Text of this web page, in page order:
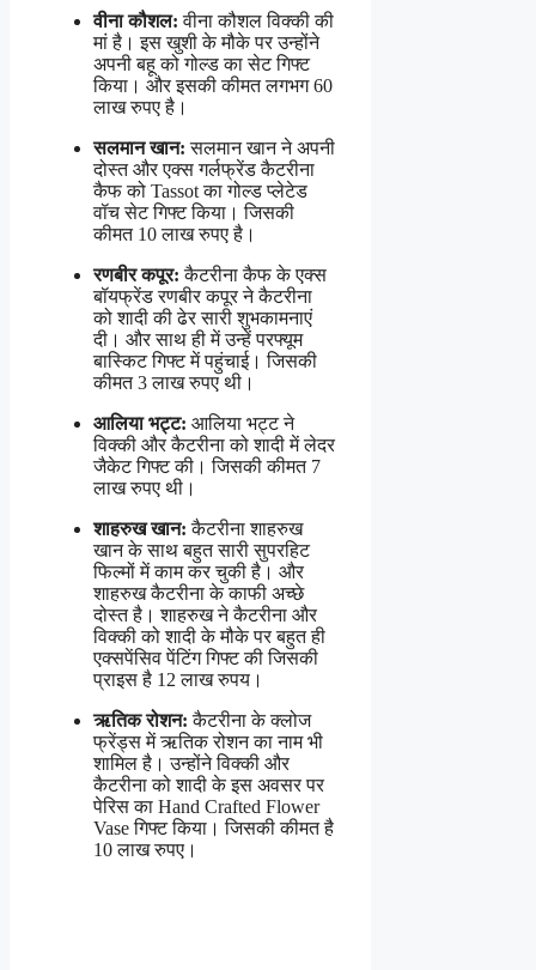
वीना कौशल: वीना कौशल विक्की की
मां है। इस खुशी के मौके पर उन्होंने
अपनी बहू को गोल्ड का सेट गिफ्ट
किया। और इसकी कीमत लगभग 60
लाख रुपए है।
सलमान खान: सलमान खान ने अपनी
दोस्त और एक्स गर्लफ्रेंड कैटरीना
कैफ को Tassot का गोल्ड प्लेटेड
वॉच सेट गिफ्ट किया। जिसकी
कीमत 10 लाख रुपए है।
रणबीर कपूर: कैटरीना कैफ के एक्स
बॉयफ्रेंड रणबीर कपूर ने कैटरीना
को शादी की ढेर सारी शुभकामनाएं
दी। और साथ ही में उन्हें परफ्यूम
बास्किट गिफ्ट में पहुंचाई। जिसकी
कीमत 3 लाख रुपए थी।
आलिया भट्ट: आलिया भट्ट ने
विक्की और कैटरीना को शादी में लेदर
जैकेट गिफ्ट की। जिसकी कीमत 7
लाख रुपए थी।
शाहरुख खान: कैटरीना शाहरुख
खान के साथ बहुत सारी सुपरहिट
फिल्मों में काम कर चुकी है। और
शाहरुख कैटरीना के काफी अच्छे
दोस्त है। शाहरुख ने कैटरीना और
विक्की को शादी के मौके पर बहुत ही
एक्सपेंसिव पेंटिंग गिफ्ट की जिसकी
प्राइस है 12 लाख रुपय।
ऋतिक रोशन: कैटरीना के क्लोज
फ्रेंड्स में ऋतिक रोशन का नाम भी
शामिल है। उन्होंने विक्की और
कैटरीना को शादी के इस अवसर पर
पेरिस का Hand Crafted Flower
Vase गिफ्ट किया। जिसकी कीमत है
10 लाख रुपए।